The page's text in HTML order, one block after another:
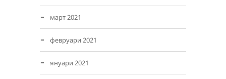
март 2021
февруари 2021
януари 2021